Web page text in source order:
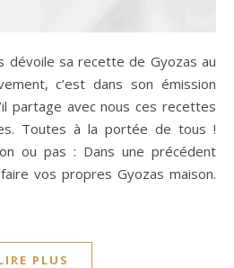
c’est dans son émission
partage avec nous ces recettes
Toutes à la portée de tous !
ou pas : Dans une précédent
vos propres Gyozas maison.
PLUS